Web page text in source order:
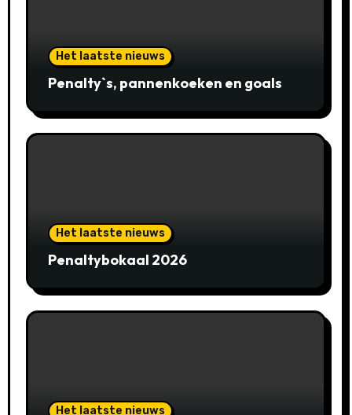
Het laatste nieuws
Penalty`s, pannenkoeken en goals
Het laatste nieuws
Penaltybokaal 2026
Het laatste nieuws